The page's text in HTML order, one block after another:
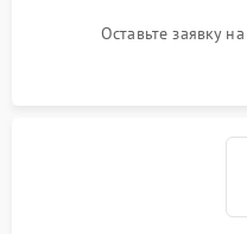
Оставьте заявку